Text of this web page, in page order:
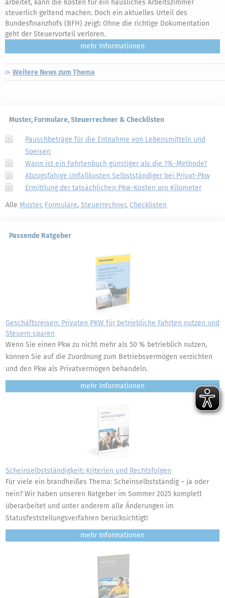
arbeitet, kann die Kosten für ein häusliches Arbeitszimmer
steuerlich geltend machen. Doch ein aktuelles Urteil des
Bundesfinanzhofs (BFH) zeigt: Ohne die richtige Dokumentation
geht der Steuervorteil verloren.
mehr
Weitere News zum Thema
Muster, Formulare, Steuerrechner & Checklisten
Pauschbeträge für die Entnahme von Lebensmitteln und
Speisen
Wann ist ein Fahrtenbuch günstiger als die 1%-Methode?
Abzugsfähige Unfallkosten Selbstständiger bei Privat-Pkw
Ermittlung der tatsächlichen Pkw-Kosten pro Kilometer
Alle Muster, Formulare, Steuerrechner, Checklisten
Passende Ratgeber
Geschäftsreisen: Privaten PKW für betriebliche Fahrten nutzen und
Steuern sparen
Wenn Sie einen Pkw zu nicht mehr als 50 % betrieblich nutzen,
können Sie auf die Zuordnung zum Betriebsvermögen verzichten
und den Pkw als Privatvermögen behandeln.
mehr
Scheinselbstständigkeit: Kriterien und Rechtsfolgen
Für viele ein brandheißes Thema: Scheinselbstständig – ja oder
nein? Wir haben unseren Ratgeber im Sommer 2025 komplett
überarbeitet und unter anderem alle Änderungen im
Statusfeststellungsverfahren berücksichtigt!
mehr